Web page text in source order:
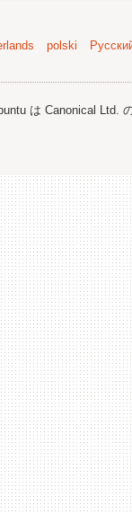
polski
は Canonical Ltd.